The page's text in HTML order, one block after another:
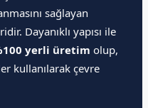
sağlayan
Dayanıklı yapısı ile
yerli üretim olup,
kullanılarak çevre